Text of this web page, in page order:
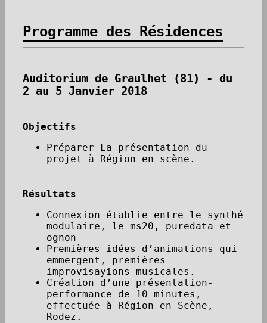
Programme des Résidences
Auditorium de Graulhet (81) - du
2 au 5 Janvier 2018
Objectifs
Préparer La présentation du
projet à Région en scène.
Résultats
Connexion établie entre le synthé
modulaire, le ms20, puredata et
ognon
Premières idées d’animations qui
emmergent, premières
improvisayions musicales.
Création d’une présentation-
performance de 10 minutes,
effectuée à Région en Scène,
Rodez.